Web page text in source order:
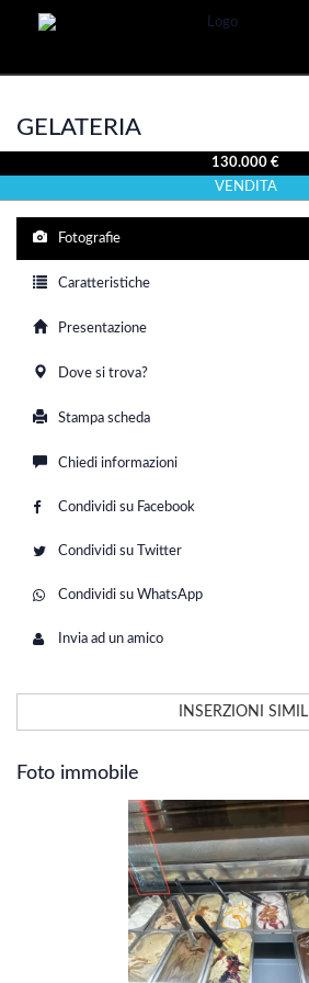
GELATERIA
130.000 €
VENDITA
Fotografie
Caratteristiche
Presentazione
Dove si trova?
Stampa scheda
Chiedi informazioni
Condividi su Facebook
Condividi su Twitter
Condividi su WhatsApp
Invia ad un amico
INSERZIONI SIMILI
Foto immobile